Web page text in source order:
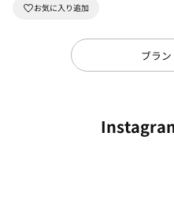
ブラ